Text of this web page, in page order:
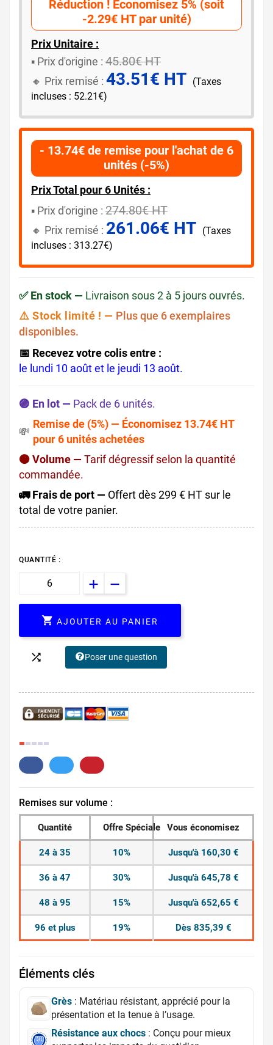
Réduction ! Économisez 5% (soit
-2.29€ HT par unité)
Prix Unitaire :
▪️ ​Prix d'origine : 45.80€ HT
🔸​​ Prix remisé : 43.51€ HT (Taxes
incluses : 52.21€)
- 13.74€ de remise pour l'achat de 6
unités (-5%)
Prix Total pour 6 Unités :
▪️​ Prix d'origine : 274.80€ HT
🔸​​ Prix remisé : 261.06€ HT (Taxes
incluses : 313.27€)
✅ En stock — Livraison sous 2 à 5 jours ouvrés.
⚠️ Stock limité ! — Plus que 6 exemplaires
disponibles.
📅 Recevez votre colis entre :
le lundi 10 août et le jeudi 13 août.
🟣 En lot — Pack de 6 unités.
💸
Remise de (5%) — Économisez 13.74€ HT
pour 6 unités achetées
🟠 Volume —Tarif dégressif selon la quantité
commandée.
🚛 Frais de port — Offert dès 299 € HT sur le
total de votre panier.
QUANTITÉ :
 AJOUTER AU PANIER
 Poser une question
Remises sur volume :
Quantité Offre Spéciale Vous économisez
24 à 35 10% Jusqu'à 160,30 €
36 à 47 30% Jusqu'à 645,78 €
48 à 95 15% Jusqu'à 652,65 €
96 et plus 19% Dès 835,39 €
Éléments clés
Grès : Matériau résistant, apprécié pour la
présentation et la tenue à l’usage.
Résistance aux chocs : Conçu pour mieux